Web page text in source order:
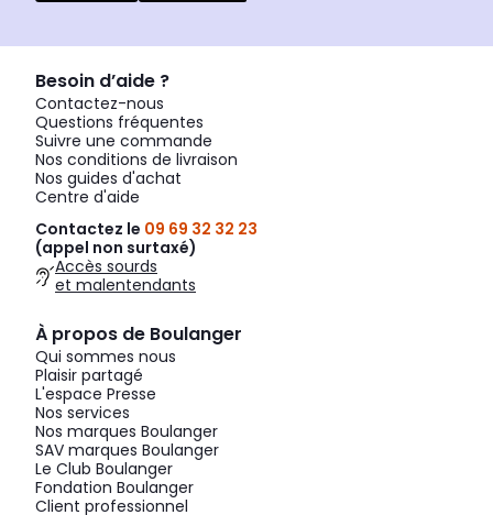
Besoin d’aide ?
Contactez-nous
Questions fréquentes
Suivre une commande
Nos conditions de livraison
Nos guides d'achat
Centre d'aide
Contactez le 09 69 32 32 23
(appel non surtaxé)
Accès sourds
et malentendants
À propos de Boulanger
Qui sommes nous
Plaisir partagé
L'espace Presse
Nos services
Nos marques Boulanger
SAV marques Boulanger
Le Club Boulanger
Fondation Boulanger
Client professionnel